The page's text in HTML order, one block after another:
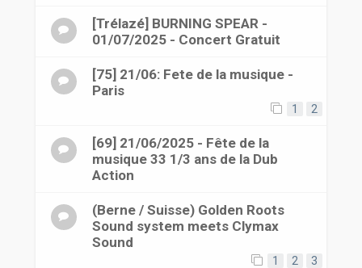
[Trélazé] BURNING SPEAR -
01/07/2025 - Concert Gratuit
[75] 21/06: Fete de la musique -
Paris
1 2
[69] 21/06/2025 - Fête de la
musique 33 1/3 ans de la Dub
Action
(Berne / Suisse) Golden Roots
Sound system meets Clymax
Sound
1 2 3